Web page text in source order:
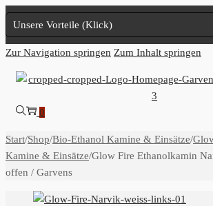
Unsere Vorteile (Klick)
Zur Navigation springen Zum Inhalt springen
0
Start/Shop/Bio-Ethanol Kamine & Einsätze/
Kamine & Einsätze/Glow Fire Ethanolkamin
offen / Garvens